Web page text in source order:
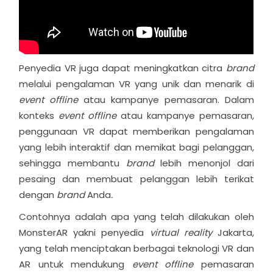
Penyedia VR juga dapat meningkatkan citra brand
melalui pengalaman VR yang unik dan menarik di
event offlineatau kampanye pemasaran. Dalam
konteks event offlineatau kampanye pemasaran,
penggunaan VR dapat memberikan pengalaman
yang lebih interaktif dan memikat bagi pelanggan,
sehingga membantu brandlebih menonjol dari
pesaing dan membuat pelanggan lebih terikat
dengan brandAnda.
Contohnya adalah apa yang telah dilakukan oleh
MonsterAR yakni penyedia
virtual realityJakarta,
yang telah menciptakan berbagai teknologi VR dan
AR untuk mendukung event offlinepemasaran